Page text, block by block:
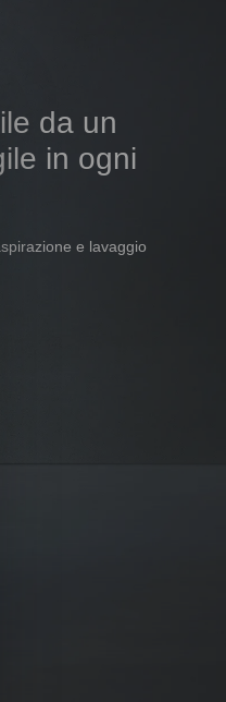
da un
in ogni
e lavaggio